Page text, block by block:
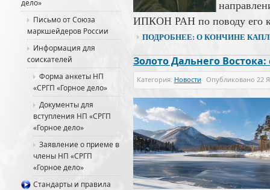
ИПКОН РАН по поводу его
ПОДРОБНЕЕ: О КОНЧИНЕ
Золото Дальнего
Категория: Новости Опубликовано 22
дело»
Письмо от Союза
маркшейдеров России
Информация для
соискателей
Форма анкеты НП
«СРГП «Горное дело»
Документы для
вступления НП «СРГП
«Горное дело»
Заявление о приеме в
члены НП «СРГП
«Горное дело»
Стандарты и правила